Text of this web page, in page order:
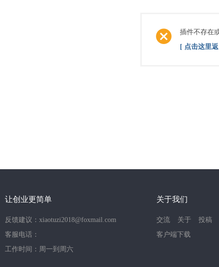
插件不存在
[ 点击这里
让创业更简单
反馈建议：xiaotuzi2018@foxmail.com
客服电话：
工作时间：周一到周六
关于我们
交流 关于
投稿
客户端下载